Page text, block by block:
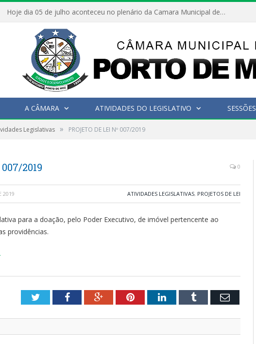
Hoje dia 05 de julho aconteceu no plenário da Camara Municipal de Porto de Moz a Sessão Solene de Abertura dos Trabalhos Legislativos 2º Período da 23ª Legislatura
A CÂMARA ATIVIDADES DO LEGISLATIVO SESSÕES
Legislativas » PROJETO DE LEI Nº 007/2019
2019 0
2019 ATIVIDADES LEGISLATIVAS, PROJETOS DE LEI
para a doação, pelo Poder Executivo, de imóvel pertencente ao
providências.
TwitterFacebookGoogle+PinterestLinkedInTumblr Email